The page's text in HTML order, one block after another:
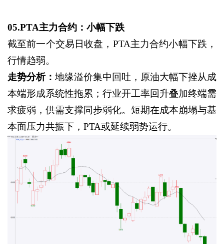
05.PTA主力合约：小幅下跌
截至前一个交易日收盘， PTA主力合约小幅下跌，
行情趋弱。
走势分析： 地缘溢价集中回吐，原油大幅下挫从成
本端形成系统性拖累；行业开工率回升叠加终端需
求疲弱，供需支撑同步弱化。短期在成本崩塌与基
本面压力共振下， PTA或延续弱势运行。